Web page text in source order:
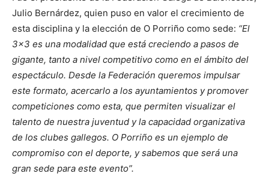
Julio Bernárdez, quien puso en valor el crecimiento de
esta disciplina y la elección de O Porriño como sede: “El
3×3 es una modalidad que está creciendo a pasos de
gigante, tanto a nivel competitivo como en el ámbito del
espectáculo. Desde la Federación queremos impulsar
este formato, acercarlo a los ayuntamientos y promover
competiciones como esta, que permiten visualizar el
talento de nuestra juventud y la capacidad organizativa
de los clubes gallegos. O Porriño es un ejemplo de
compromiso con el deporte, y sabemos que será una
gran sede para este evento”.